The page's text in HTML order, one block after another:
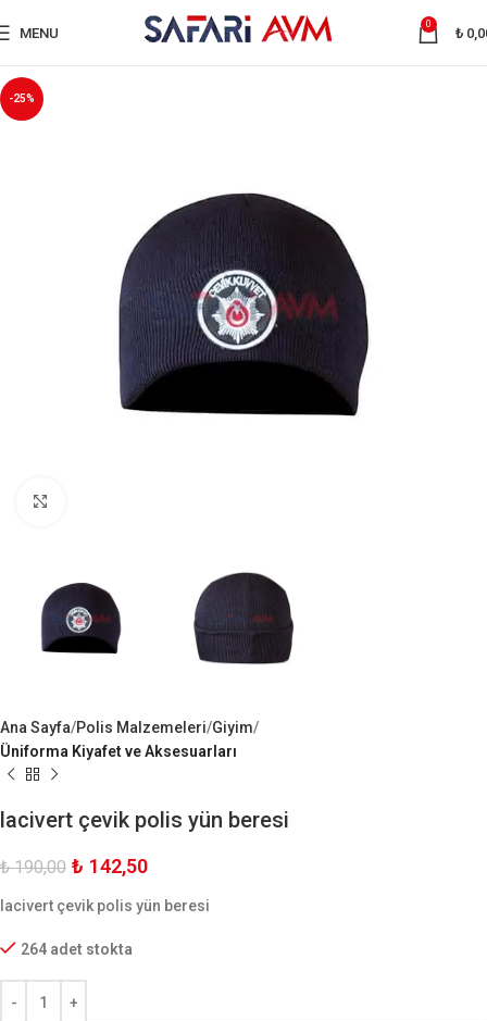
MENU
0
₺
-25%
Ana Sayfa Polis Malzemeleri Giyim
Üniforma Kiyafet ve Aksesuarları
lacivert çevik polis yün beresi
₺190,00 ₺ 142,50
lacivert çevik polis yün beresi
264 adet stokta